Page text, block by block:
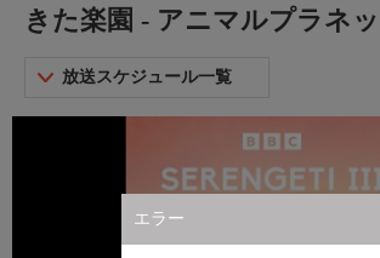
エラー
きた楽園 - アニマルプラネ
放送スケジュール一覧